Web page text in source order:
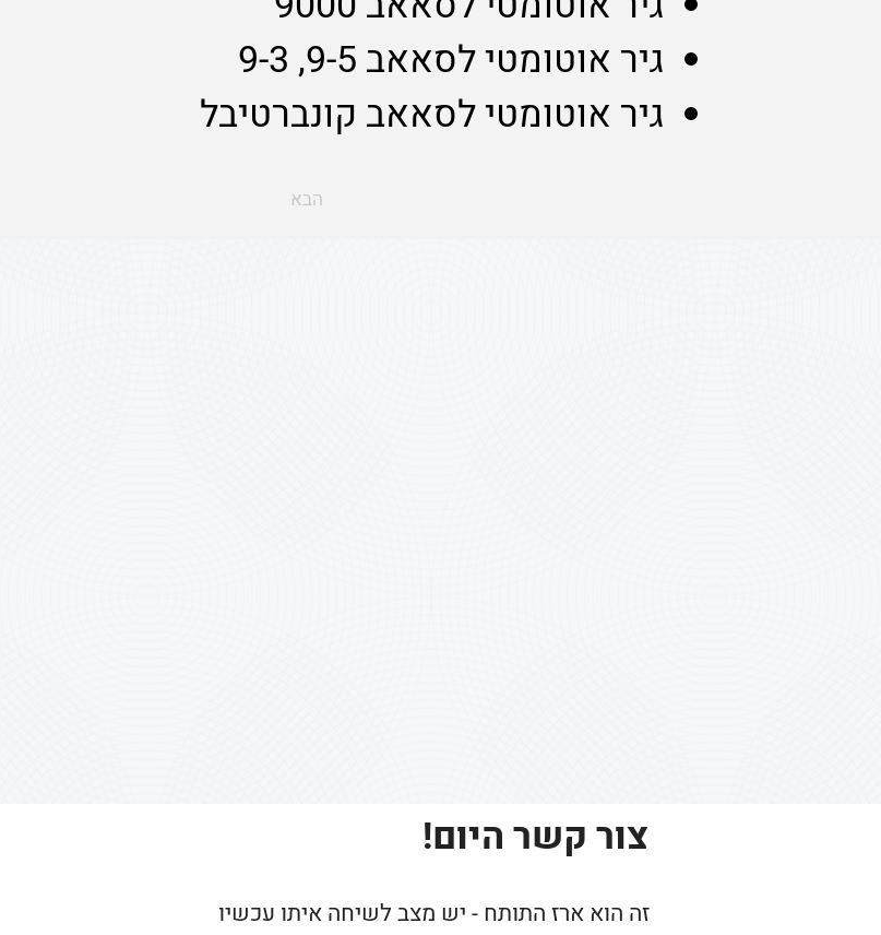
גיר אוטומטי לסאאב 9-5, 9-3
גיר אוטומטי לסאאב קונברטיבל
הבא
צור קשר היום!
זה הוא ארז התותח - יש מצב לשיחה איתו עכשיו